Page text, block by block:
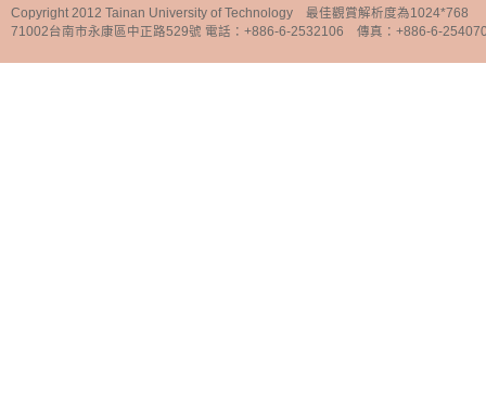
Copyright 2012 Tainan University of Technology 最佳觀賞解析度為1024*768
71002台南市永康區中正路529號 電話：+886-6-2532106 傳真：+886-6-